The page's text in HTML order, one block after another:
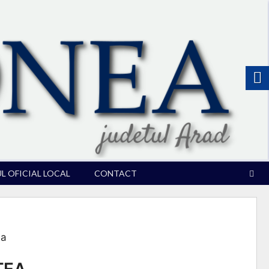
OFICIAL LOCAL CONTACT